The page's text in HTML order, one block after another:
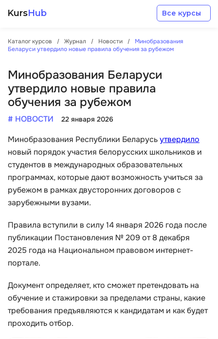
KursHub Все курсы
Каталог курсов Журнал Новости
Минобразования
Беларуси утвердило новые правила обучения за рубежом
Минобразования Беларуси
утвердило новые правила
обучения за рубежом
# НОВОСТИ 22 января 2026
Минобразования Республики Беларусьутвердило
новый порядок участия белорусских школьников и
студентов в международных образовательных
программах, которые дают возможность учиться за
рубежом в рамках двусторонних договоров с
зарубежными вузами.
Правила вступили в силу 14 января 2026 года после
публикации Постановления № 209 от 8 декабря
2025 года на Национальном правовом интернет-
портале.
Документ определяет, кто сможет претендовать на
обучение и стажировки за пределами страны, какие
требования предъявляются к кандидатам и как будет
проходить отбор.
Разработка
Дизайн
Аналитика
Иностранные языки
Soft Skills
ДПО
Детям